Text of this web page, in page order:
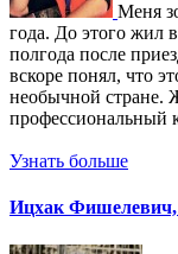
Меня
года. До этого жил
полгода после
вскоре понял, что
необычной стране.
профессиональный
Узнать больше
Ицхак Фишелевич,